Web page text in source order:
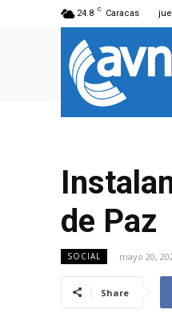
24.8 C Caracas
de Paz
SOCIAL mayo 20,
Share